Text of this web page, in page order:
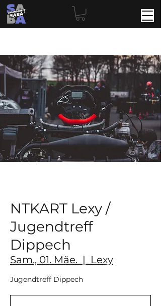
NTKART Lexy /
Jugendtreff
Dippech
Sam., 01. Mäe.
  |
Lexy
Jugendtreff Dippech